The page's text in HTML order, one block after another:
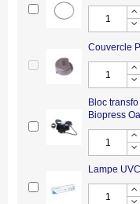
Couvercle
Bloc
Biopress
Lampe